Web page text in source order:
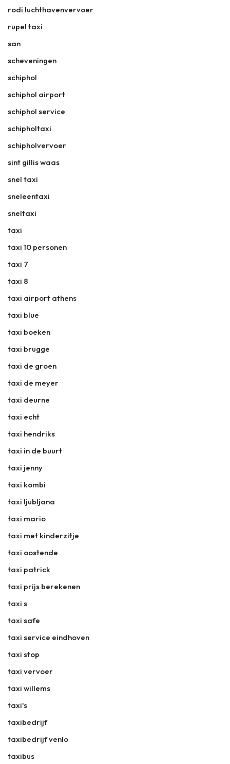
rodi luchthavenvervoer
rupel taxi
san
scheveningen
schiphol
schiphol airport
schiphol service
schipholtaxi
schipholvervoer
sint gillis waas
snel taxi
sneleentaxi
sneltaxi
taxi
taxi 10 personen
taxi 7
taxi 8
taxi airport athens
taxi blue
taxi boeken
taxi brugge
taxi de groen
taxi de meyer
taxi deurne
taxi echt
taxi hendriks
taxi in de buurt
taxi jenny
taxi kombi
taxi ljubljana
taxi mario
taxi met kinderzitje
taxi oostende
taxi patrick
taxi prijs berekenen
taxi s
taxi safe
taxi service eindhoven
taxi stop
taxi vervoer
taxi willems
taxi's
taxibedrijf
taxibedrijf venlo
taxibus